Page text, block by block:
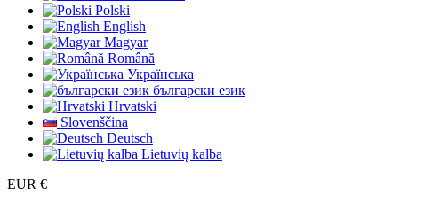
Polski
English
Magyar
Română
Українська
български език
Hrvatski
Slovenščina
Deutsch
Lietuvių kalba
EUR €